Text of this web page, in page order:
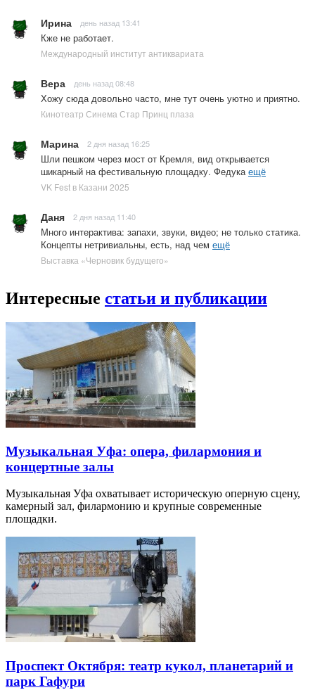
Ирина день назад 13:41
Кже не работает.
Международный институт антиквариата
Вера день назад 08:48
Хожу сюда довольно часто, мне тут очень уютно и приятно.
Кинотеатр Синема Стар Принц плаза
Марина 2 дня назад 16:25
Шли пешком через мост от Кремля, вид открывается
шикарный на фестивальную площадку. Федукаещё
VK Fest в Казани 2025
Даня 2 дня назад 11:40
Много интерактива: запахи, звуки, видео; не только статика.
Концепты нетривиальны, есть, над чем ещё
Выставка «Черновик будущего»
Интересные статьи и публикации
Музыкальная Уфа: опера, филармония и
концертные залы
Музыкальная Уфа охватывает историческую оперную сцену,
камерный зал, филармонию и крупные современные
площадки.
Проспект Октября: театр кукол, планетарий и
парк Гафури